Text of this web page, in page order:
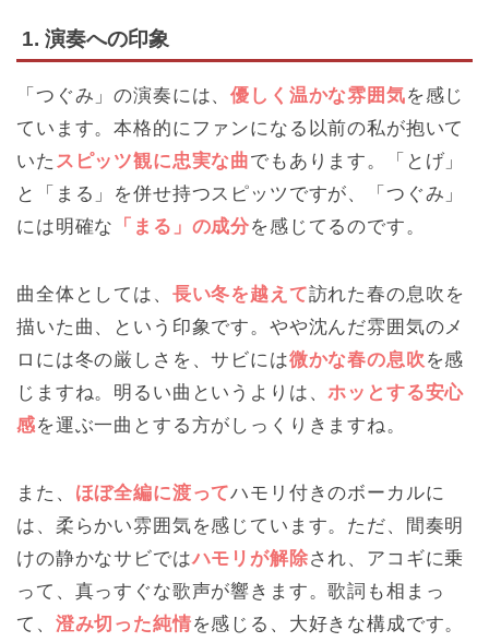
1. 演奏への印象
「つぐみ」の演奏には、優しく温かな雰囲気を感じ
ています。本格的にファンになる以前の私が抱いて
いた スピッツ観に忠実な曲でもあります。「とげ」
と「まる」を併せ持つスピッツですが、「つぐみ」
には明確な
「まる」の成分を感じてるのです。
曲全体としては、 長い冬を越えて訪れた春の息吹を
描いた曲、という印象です。やや沈んだ雰囲気のメ
ロには冬の厳しさを、サビには微かな春の息吹 を感
じますね。明るい曲というよりは、ホッとする安心
感を運ぶ一曲とする方がしっくりきますね。
また、 ほぼ全編に渡ってハモリ付きのボーカルに
は、柔らかい雰囲気を感じています。ただ、間奏明
けの静かなサビではハモリが解除され、アコギに乗
って、真っすぐな歌声が響きます。歌詞も相まっ
て、 澄み切った純情を感じる、大好きな構成です。